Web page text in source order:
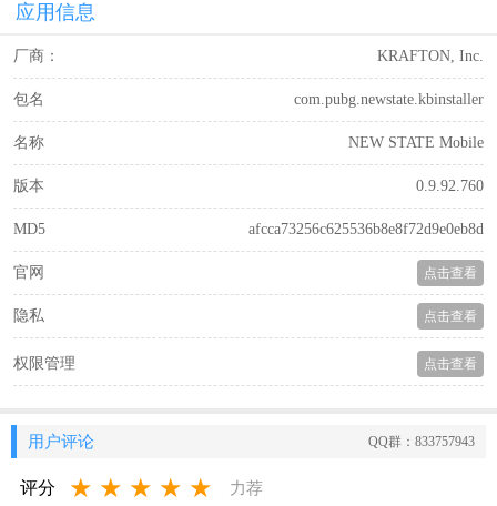
应用信息
厂商： KRAFTON, Inc.
包名 com.pubg.newstate.kbinstaller
名称 NEW STATE Mobile
版本 0.9.92.760
MD5 afcca73256c625536b8e8f72d9e0eb8d
官网 点击查看
隐私 点击查看
权限管理 点击查看
用户评论 QQ群：833757943
评分 ★ ★ ★ ★ ★ 力荐